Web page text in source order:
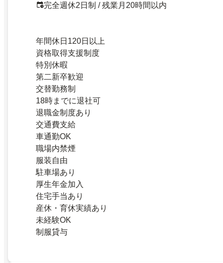
完全週休2日制 / 残業月20時間以内
年間休日120日以上
資格取得支援制度
特別休暇
第二新卒歓迎
交替勤務制
18時までに退社可
退職金制度あり
交通費支給
車通勤OK
職場内禁煙
服装自由
駐車場あり
厚生年金加入
住宅手当あり
産休・育休実績あり
未経験OK
制服貸与